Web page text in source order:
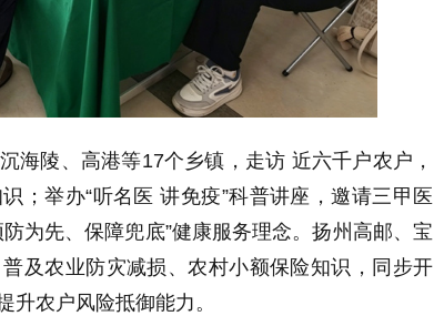
海陵、高港等17个乡镇，走访 近六千户农户，
；举办“听名医 讲免疫”科普讲座，邀请三甲医
为先、保障兜底”健康服务理念。扬州高邮、宝
及农业防灾减损、农村小额保险知识，同步开
升农户风险抵御能力。